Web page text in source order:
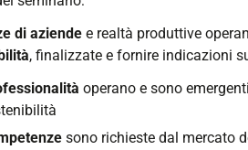
di aziende e realtà produttive
, finalizzate e fornire indicazioni
operano e sono
sono richieste dal mercato